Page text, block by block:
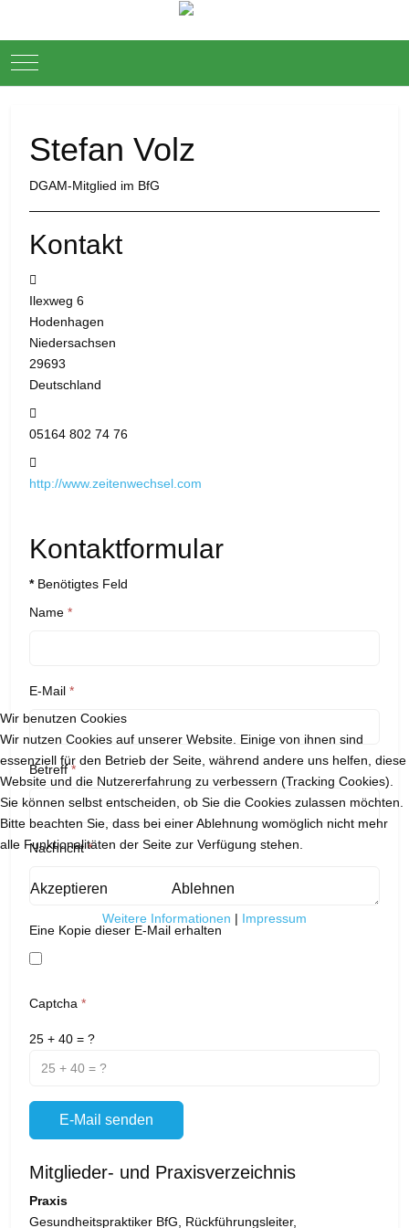
Mobile Menu Toggle
Stefan Volz
DGAM-Mitglied im BfG
Kontakt
Ilexweg 6
Hodenhagen
Niedersachsen
29693
Deutschland
05164 802 74 76
http://www.zeitenwechsel.com
Kontaktformular
*Benötigtes Feld
Name *
E-Mail *
Betreff*
Nachricht*
Eine Kopie dieser E-Mail erhalten
Captcha *
25 + 40 = ?
E-Mail senden
Mitglieder- und Praxisverzeichnis
Praxis
Gesundheitspraktiker BfG, Rückführungsleiter,
Wir benutzen Cookies
Wir nutzen Cookies auf unserer Website. Einige von ihnen sind
essenziell für den Betrieb der Seite, während andere uns helfen, diese
Website und die Nutzererfahrung zu verbessern (Tracking Cookies).
Sie können selbst entscheiden, ob Sie die Cookies zulassen möchten.
Bitte beachten Sie, dass bei einer Ablehnung womöglich nicht mehr
alle Funktionalitäten der Seite zur Verfügung stehen.
Akzeptieren Ablehnen
Weitere Informationen | Impressum